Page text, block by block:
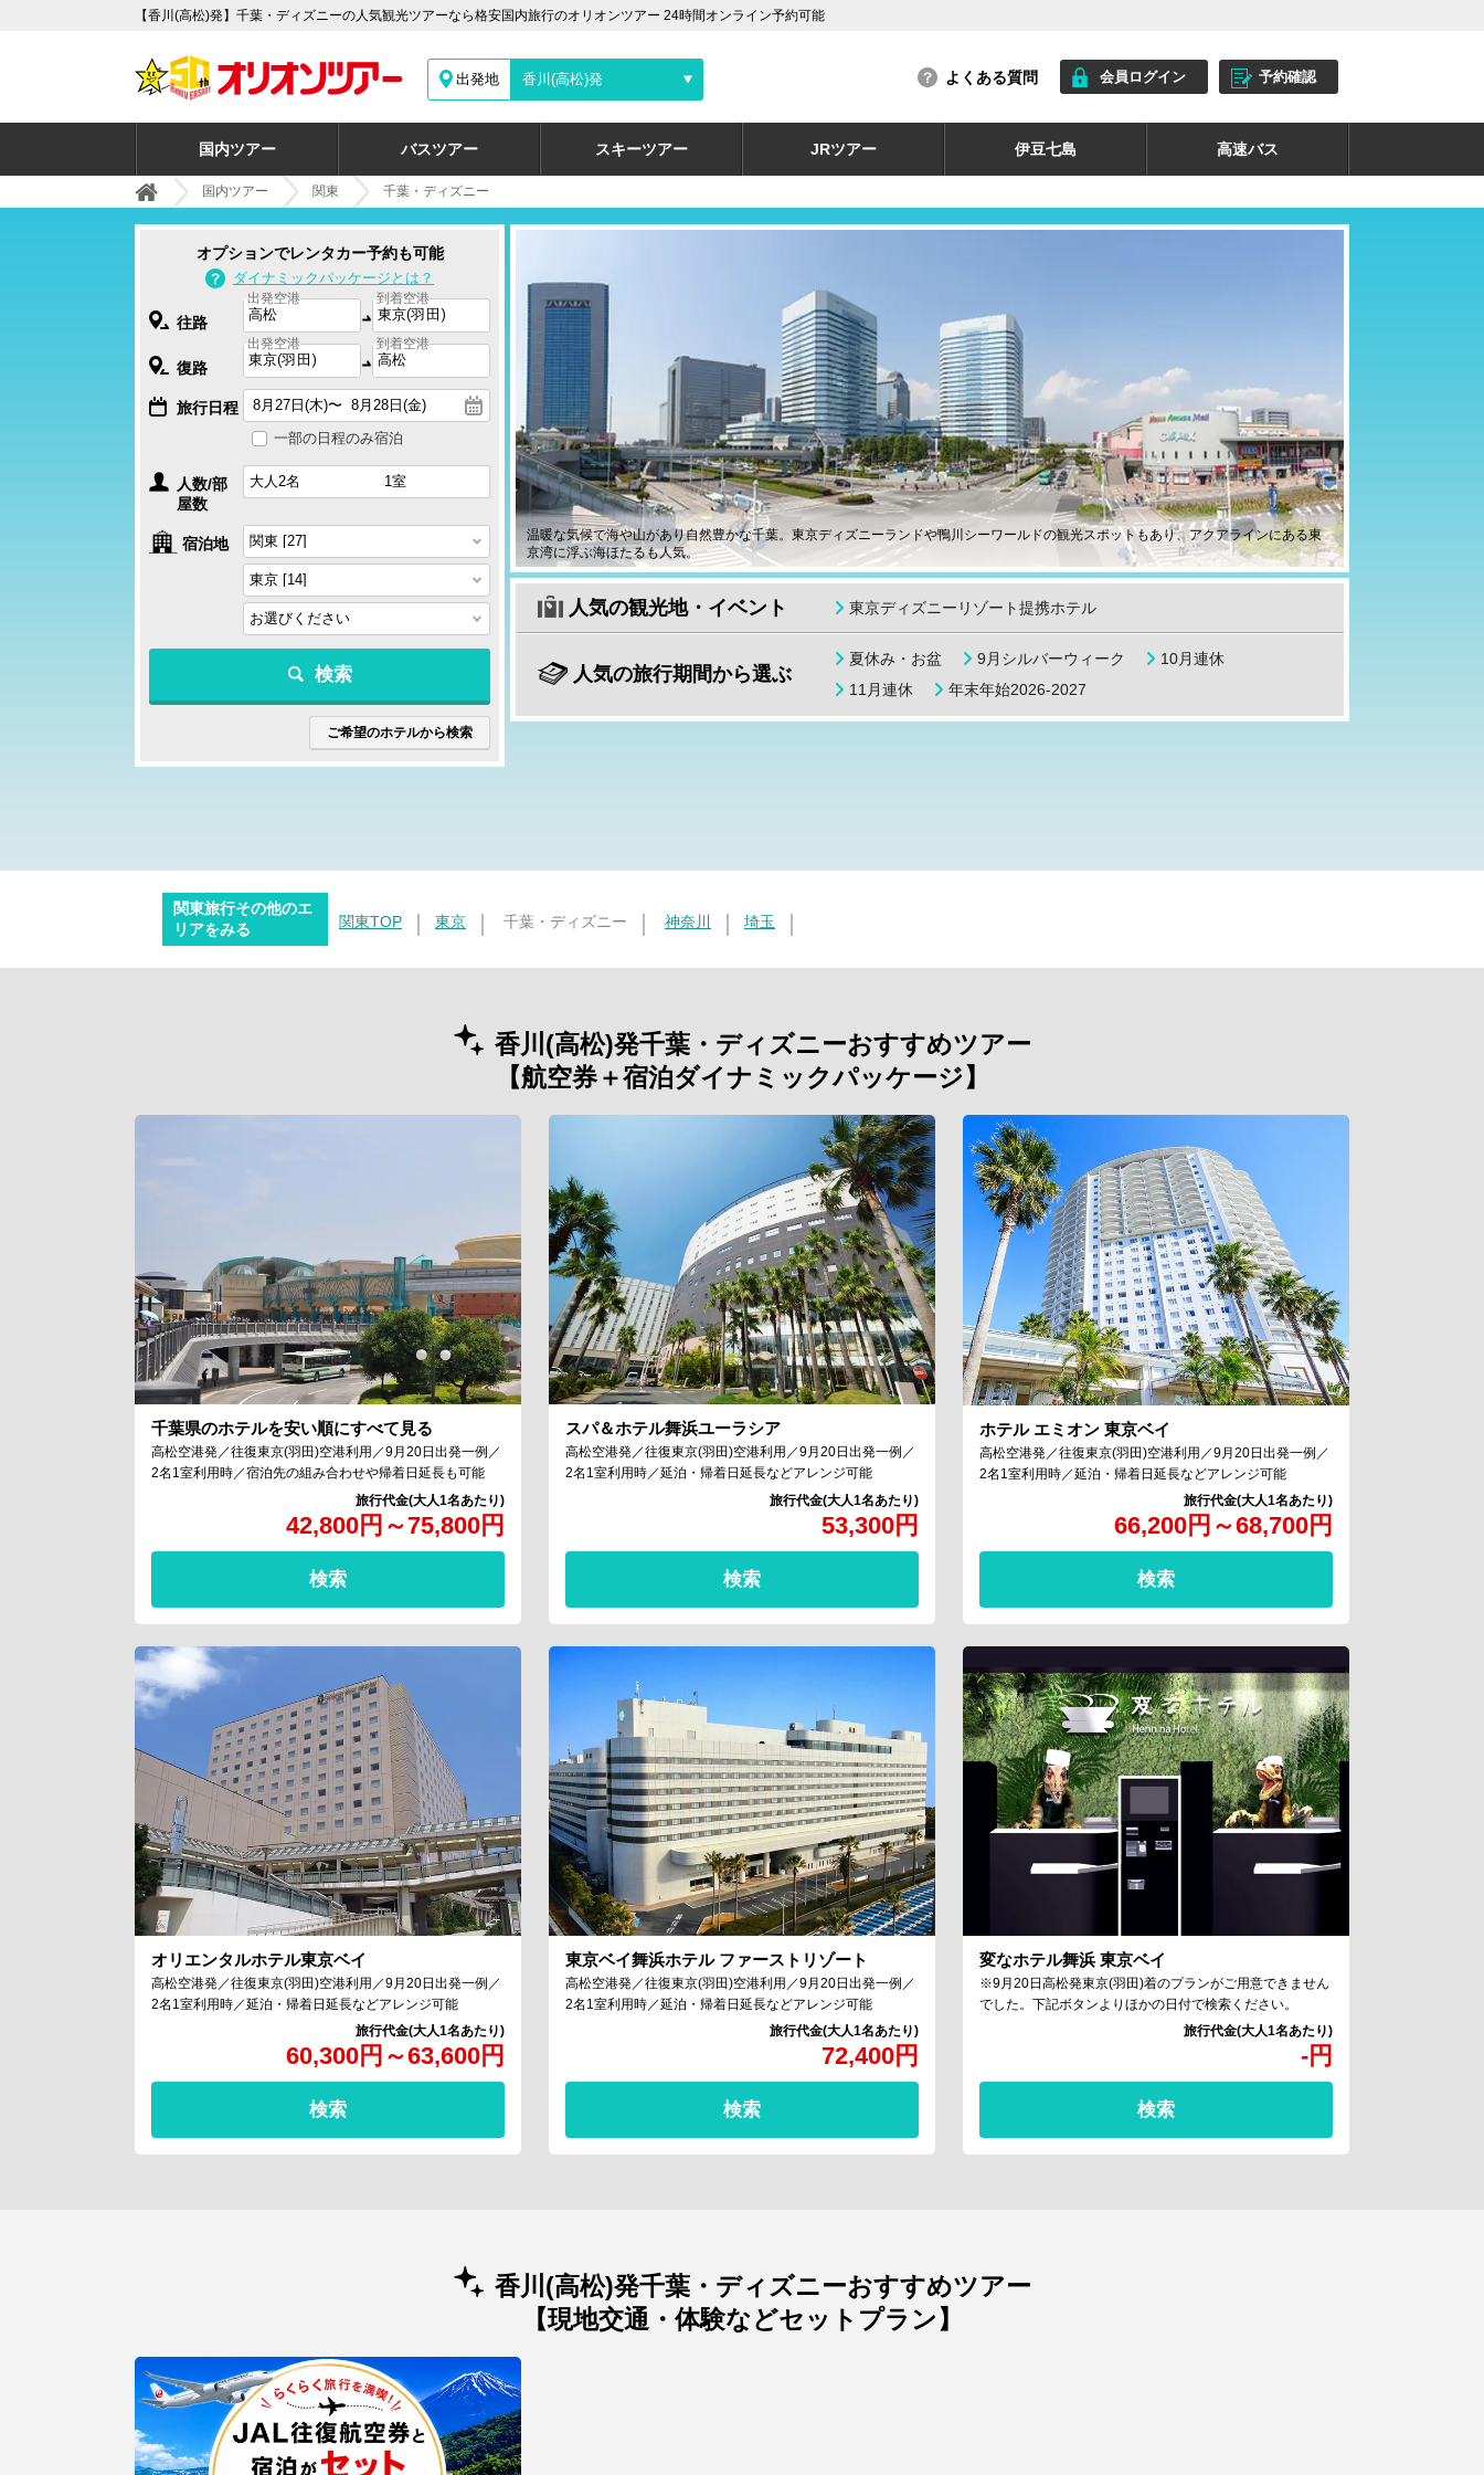
【香川(高松)発】千葉・ディズニーの人気観光ツアーなら格安国内旅行のオリオンツアー 24時間オンライン予約可能
出発地 香川(高松)発 よくある質問 会員ログイン 予約確認
国内ツアー バスツアー スキーツアー JRツアー 伊豆七島 高速バス
国内ツアー 関東 千葉・ディズニー
温暖な気候で海や山があり自然豊かな千葉。東京ディズニーランドや鴨川シーワールドの観光スポットもあり、アクアラインにある東
京湾に浮ぶ海ほたるも人気。
人気の観光地・イベント 東京ディズニーリゾート提携ホテル
人気の旅行期間から選ぶ
夏休み・お盆 9月シルバーウィーク
10月連休
11月連休
年末年始2026-2027
オプションでレンタカー予約も可能
ダイナミックパッケージとは？
往路
出発空港 到着空港
復路
出発空港 到着空港
旅行日程
一部の日程のみ宿泊
人数/部
屋数
宿泊地
検索
ご希望のホテルから検索
関東旅行その他のエ
リアをみる
関東TOP 東京 千葉・ディズニー 神奈川 埼玉
香川(高松)発千葉・ディズニーおすすめツアー
【航空券＋宿泊ダイナミックパッケージ】
千葉県のホテルを安い順にすべて見る
42,800円 ～75,800円
高松空港発／往復東京(羽田)空港利用／9月20日出発一例／
2名1室利用時／宿泊先の組み合わせや帰着日延長も可能
検索
スパ＆ホテル舞浜ユーラシア
53,300円
高松空港発／往復東京(羽田)空港利用／9月20日出発一例／
2名1室利用時／延泊・帰着日延長などアレンジ可能
検索
ホテル エミオン 東京ベイ
66,200円 ～68,700円
高松空港発／往復東京(羽田)空港利用／9月20日出発一例／
2名1室利用時／延泊・帰着日延長などアレンジ可能
検索
オリエンタルホテル東京ベイ
60,300円 ～63,600円
高松空港発／往復東京(羽田)空港利用／9月20日出発一例／
2名1室利用時／延泊・帰着日延長などアレンジ可能
検索
東京ベイ舞浜ホテル ファーストリゾート
72,400円
高松空港発／往復東京(羽田)空港利用／9月20日出発一例／
2名1室利用時／延泊・帰着日延長などアレンジ可能
検索
変なホテル舞浜 東京ベイ
-円
※9月20日高松発東京(羽田)着のプランがご用意できません
でした。下記ボタンよりほかの日付で検索ください。
検索
香川(高松)発千葉・ディズニーおすすめツアー
【現地交通・体験などセットプラン】